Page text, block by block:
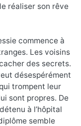
réaliser son rêve
commence à
Les voisins
des secrets.
désespérément
trompent leur
sont propres. De
à l’hôpital
semble